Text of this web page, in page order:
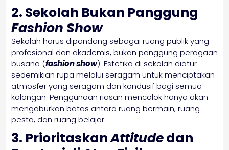
2. Sekolah Bukan Panggung
Fashion Show
Sekolah harus dipandang sebagai ruang publik yang
profesional dan akademis, bukan panggung peragaan
busana (fashion show). Estetika di sekolah diatur
sedemikian rupa melalui seragam untuk menciptakan
atmosfer yang seragam dan kondusif bagi semua
kalangan. Penggunaan riasan mencolok hanya akan
mengaburkan batas antara ruang bermain, ruang
pesta, dan ruang belajar.
3. PrioritaskanAttitudedan